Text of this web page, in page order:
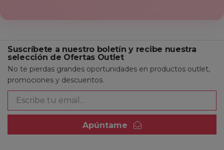
Suscríbete a nuestro boletín y recibe nuestra
selección de Ofertas Outlet
No te pierdas grandes oportunidades en productos outlet,
promociones y descuentos.
Apúntame